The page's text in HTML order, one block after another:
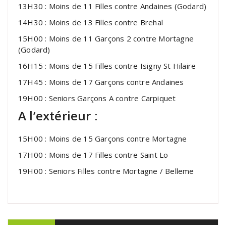
13H30 : Moins de 11 Filles contre Andaines (Godard)
14H30 : Moins de 13 Filles contre Brehal
15H00 : Moins de 11 Garçons 2 contre Mortagne
(Godard)
16H15 : Moins de 15 Filles contre Isigny St Hilaire
17H45 : Moins de 17 Garçons contre Andaines
19H00 : Seniors Garçons A contre Carpiquet
A l’extérieur :
15H00 : Moins de 15 Garçons contre Mortagne
17H00 : Moins de 17 Filles contre Saint Lo
19H00 : Seniors Filles contre Mortagne / Belleme